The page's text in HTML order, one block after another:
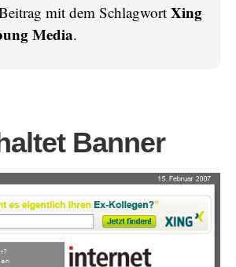
mit dem Schlagwort Xing
Media.
Banner